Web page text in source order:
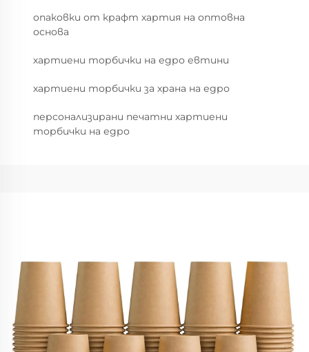
опаковки от крафт хартия на оптовна
основа
хартиени торбички на едро евтини
хартиени торбички за храна на едро
персонализирани печатни хартиени
торбички на едро